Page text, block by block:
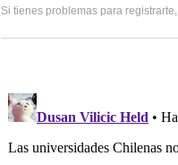
Si tienes problemas para registrarte,